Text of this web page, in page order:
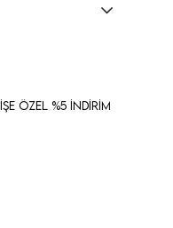
Özel %5 İndirim